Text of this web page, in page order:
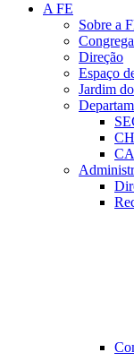
A FE
Sobre a
Direção
Espaço
Jardim